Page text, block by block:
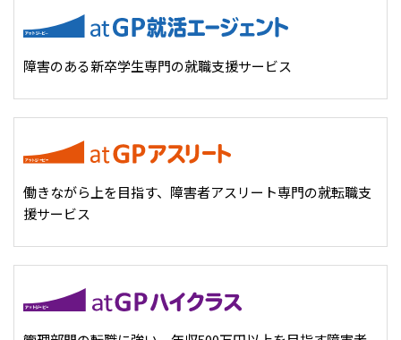
障害のある新卒学生専門の就職支援サービス
働きながら上を目指す、障害者アスリート専門の就転職支
援サービス
障害のある新卒学生専門の就職エージェントサービス
求人検索・スカウトサービス
障害者専門の求人検索・スカウトサービス
就労移行支援サービス
障害別専門支援の就労移行支援サービス
就職・転職ノウハウ
採用をお考えの企業様はこちら